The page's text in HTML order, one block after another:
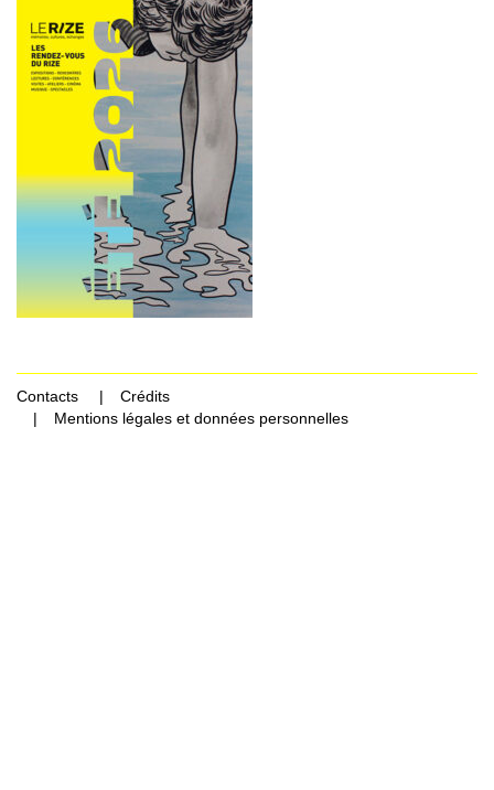
Contacts
Crédits
Mentions légales et données personnelles